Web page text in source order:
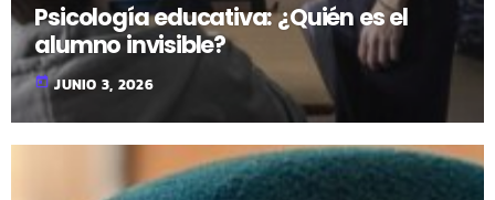
Psicología educativa: ¿Quién es el
alumno invisible?
today JUNIO 3, 2026